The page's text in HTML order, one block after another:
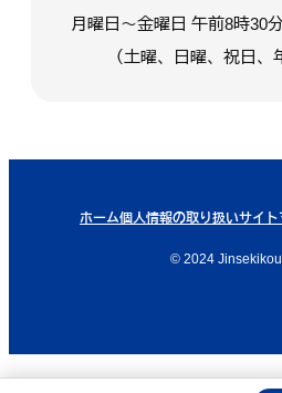
月曜日～金曜日 午前8時30
（土曜、日曜、祝日、
ホーム個人情報の取り扱いサイト
© 2024